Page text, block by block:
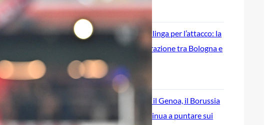
8 Agosto 2026
Genoa, idea Dallinga per l’attacco: la
chiave è un’operazione tra Bologna e
Fiorentina
7 Agosto 2026
Scaglione lascia il Genoa, il Borussia
Dortmund continua a puntare sui